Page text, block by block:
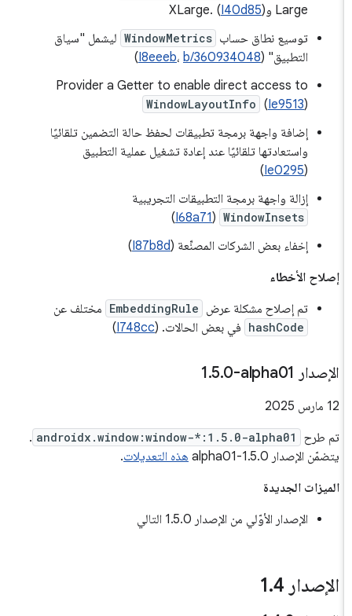
Large وXLarge. (
I40d85)
توسيع نطاق حساب WindowMetrics ليشمل "سياق
التطبيق" (
I8eeeb،b/360934048
)
Provider a Getter to enable direct access to
WindowLayoutInfo (Ie9513
إضافة واجهة برمجة تطبيقات لحفظ حالة التضمين تلقائيًا
واستعادتها تلقائيًا عند إعادة تشغيل عملية التطبيق
Ie0295
)
إزالة واجهة برمجة التطبيقات التجريبية
WindowInsets
(
I68a71
)
إخفاء بعض الشركات المصنِّعة (I87b8d
)
إصلاح الأخطاء
تم إصلاح مشكلة عرض EmbeddingRule مختلف عن
hashCode في بعض الحالات. (I748cc
)
الإصدار ‎1 .5.0-alpha01
‫12 مارس 2025
تم طرح androidx.window:window-*:1.5.0-alpha01
.
يتضمّن الإصدار 1.5.0-alpha01
هذه التعديلات.
الميزات الجديدة
الإصدار الأوّلي من الإصدار 1.5.0 التالي
الإصدار 1 .4